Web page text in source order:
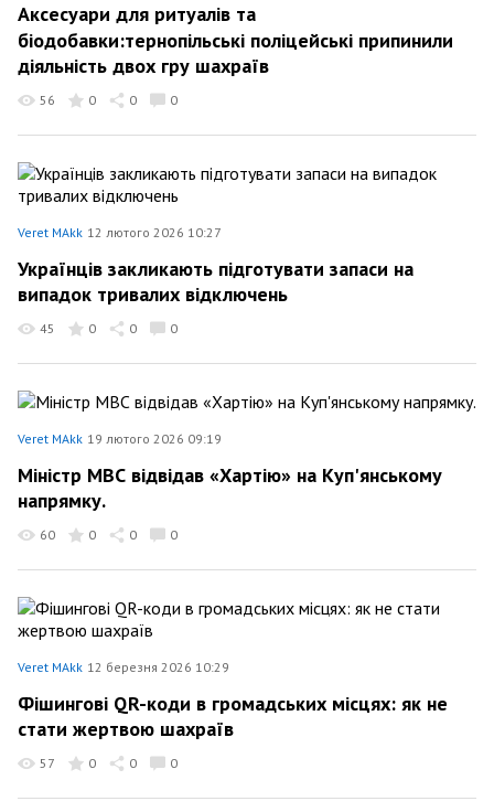
Аксесуари для ритуалів та
біодобавки:тернопільські поліцейські припинили
діяльність двох гру шахраїв
56 0 0 0
Veret MAkk 12 лютого 2026 10:27
Українців закликають підготувати запаси на
випадок тривалих відключень
45 0 0 0
Veret MAkk 19 лютого 2026 09:19
Міністр МВС відвідав «Хартію» на Куп'янському
напрямку.
60 0 0 0
Veret MAkk 12 березня 2026 10:29
Фішингові QR-коди в громадських місцях: як не
стати жертвою шахраїв
57 0 0 0